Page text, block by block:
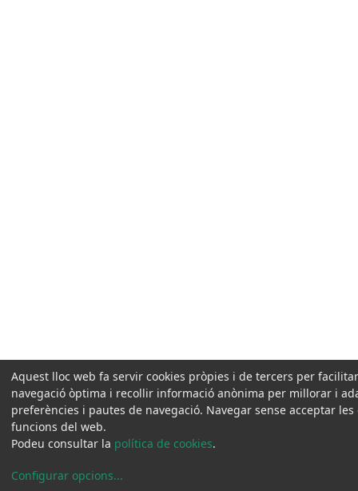
Aquest lloc web fa servir cookies pròpies i de tercers per
navegació òptima i recollir informació anònima per millorar i
preferències i pautes de navegació. Navegar sense acceptar
funcions del web.
Podeu consultar la política de cookies.
Configurar opcions...